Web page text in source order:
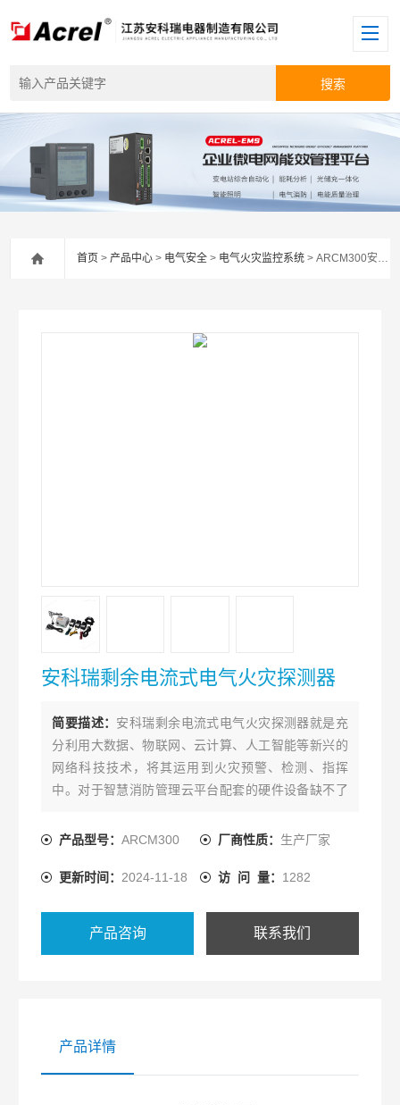
首页 >产品中心 > 电气安全 > 电气火灾监控系统 > ARCM300安科瑞剩余电流式电气火灾探测器
安科瑞剩余电流式电气火灾探测器
简要描述： 安科瑞剩余电流式电气火灾探测器就是充
分利用大数据、物联网、云计算、人工智能等新兴的
网络科技技术，将其运用到火灾预警、检测、指挥
中。对于智慧消防管理云平台配套的硬件设备缺不了
产品型号：ARCM300 厂商性质： 生产厂家
更新时间： 2024-11-18 访 问 量： 1282
产品咨询 联系我们
产品详情